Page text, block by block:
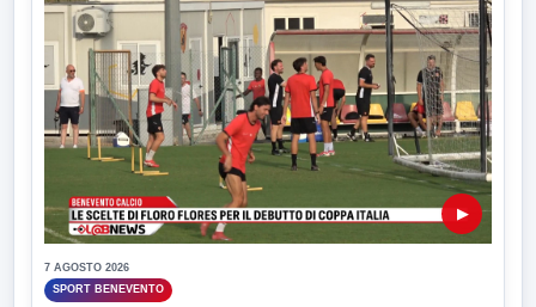
▶
7 AGOSTO 2026
SPORT BENEVENTO